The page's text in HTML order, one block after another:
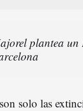
plantea un
solo las